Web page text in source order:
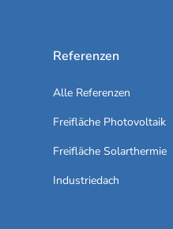
Referenzen
Alle Referenzen
Freifläche Photovoltaik
Freifläche Solarthermie
Industriedach